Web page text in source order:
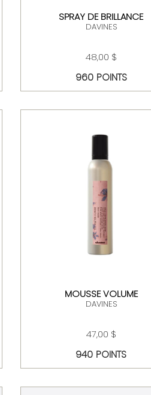
SPRAY DE BRILLANCE
DAVINES
48,00 $
960 POINTS
MOUSSE VOLUME
DAVINES
47,00 $
940 POINTS